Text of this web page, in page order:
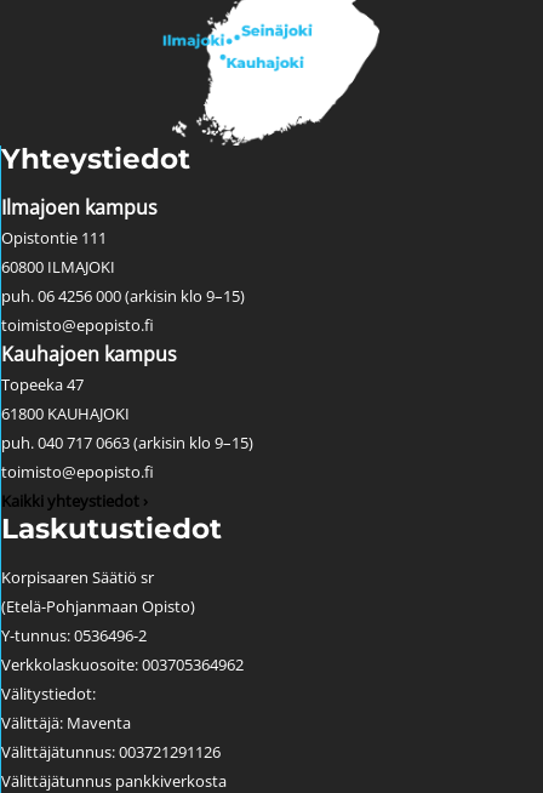
Yhteystiedot
Ilmajoen kampus
Opistontie 111
60800 ILMAJOKI
puh. 06 4256 000 (arkisin klo 9–15)
toimisto@epopisto.fi
Kauhajoen kampus
Topeeka 47
61800 KAUHAJOKI
puh. 040 717 0663 (arkisin klo 9–15)
toimisto@epopisto.fi
Kaikki yhteystiedot ›
Laskutustiedot
Korpisaaren Säätiö sr
(Etelä-Pohjanmaan Opisto)
Y-tunnus: 0536496-2
Verkkolaskuosoite: 003705364962
Välitystiedot:
Välittäjä: Maventa
Välittäjätunnus: 003721291126
Välittäjätunnus pankkiverkosta